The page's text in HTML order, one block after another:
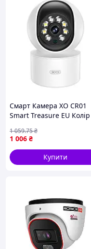
Роздільна
Настроювані події
Ви можете створити
Смарт Камера XO CR01
Smart Treasure EU Колір
1 006 ₴
1 059.75₴
Купити